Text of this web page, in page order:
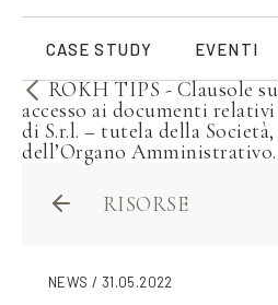
CASE STUDY EVENTI
ROKH TIPS - Clausole
accesso ai documenti
di S.r.l. – tutela della Società,
dell’Organo Amministrativo.
RISORSE
NEWS / 31.05.2022